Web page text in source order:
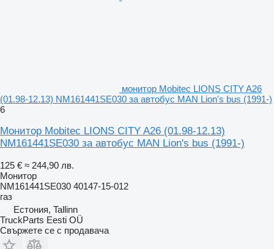
монитор Mobitec LIONS CITY A26
(01.98-12.13) NM161441SE030 за автобус MAN Lion's bus (1991-)
6
Монитор Mobitec LIONS CITY A26 (01.98-12.13)
NM161441SE030 за автобус MAN Lion's bus (1991-)
125 € ≈ 244,90 лв.
Монитор
NM161441SE030 40147-15-012
газ
Естония, Tallinn
TruckParts Eesti OÜ
Свържете се с продавача